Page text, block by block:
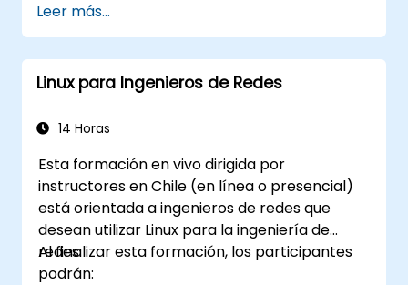
personalización de la red.
Implementar, probar y depurar
aplicaciones personalizadas en un
entorno OpenDaylight.
externos y dispositivos de red.
Leer más...
Linux para Ingenieros de Redes
14 Horas
Esta formación en vivo dirigida por
instructores en Chile (en línea o presencial)
está orientada a ingenieros de redes que
desean utilizar Linux para la ingeniería de
redes.
Al finalizar esta formación, los participantes
podrán: